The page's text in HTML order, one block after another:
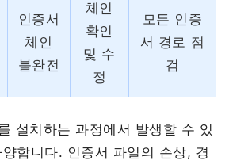
인증서
체인
불완전
체인
확인
및 수
정
모든 인증
서 경로 점
검
설치하는 과정에서 발생할 수 있
합니다. 인증서 파일의 손상, 경